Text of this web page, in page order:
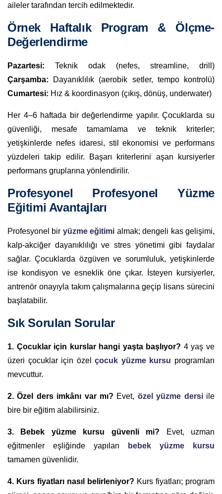
aileler tarafından tercih edilmektedir.
Örnek Haftalık Program & Ölçme-
Değerlendirme
Pazartesi: Teknik odak (nefes, streamline, drill)
Çarşamba: Dayanıklılık (aerobik setler, tempo kontrolü)
Cumartesi: Hız & koordinasyon (çıkış, dönüş, underwater)
Her 4–6 haftada bir değerlendirme yapılır. Çocuklarda su
güvenliği, mesafe tamamlama ve teknik kriterler;
yetişkinlerde nefes idaresi, stil ekonomisi ve performans
yüzdeleri takip edilir. Başarı kriterlerini aşan kursiyerler
performans gruplarına yönlendirilir.
Profesyonel Profesyonel Yüzme
Eğitimi Avantajları
Profesyonel bir yüzme eğitimi almak; dengeli kas gelişimi,
kalp-akciğer dayanıklılığı ve stres yönetimi gibi faydalar
sağlar. Çocuklarda özgüven ve sorumluluk, yetişkinlerde
ise kondisyon ve esneklik öne çıkar. İsteyen kursiyerler,
antrenör onayıyla takım çalışmalarına geçip lisans sürecini
başlatabilir.
Sık Sorulan Sorular
1. Çocuklar için kurslar hangi yaşta başlıyor? 4 yaş ve
üzeri çocuklar için özelçocuk yüzme kursu programları
mevcuttur.
2. Özel ders imkânı var mı? Evet, özel yüzme dersiile
bire bir eğitim alabilirsiniz.
3. Bebek yüzme kursu güvenli mi? Evet, uzman
eğitmenler eşliğinde yapılan
bebek yüzme kursu
tamamen güvenlidir.
4. Kurs fiyatları nasıl belirleniyor? Kurs fiyatları; program